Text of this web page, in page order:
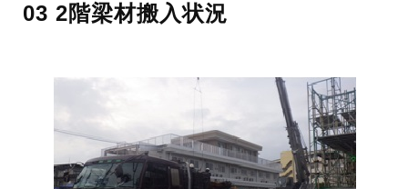
03 2階梁材搬入状況